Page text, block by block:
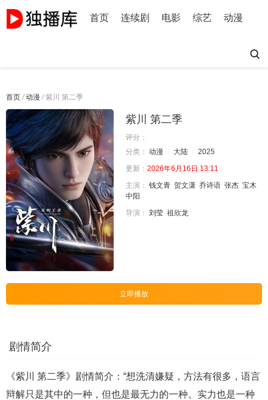
首页 连续剧 电影 综艺 动漫
首页 / 动漫 / 紫川 第二季
紫川 第二季
评分：
分类： 动漫 大陆
2025
更新： 2026年6月16日 13:11
主演： 钱文青 贺文潇 乔诗语 张杰 宝木
中阳
导演： 刘莹 祖欣龙
立即播放
剧情简介
《紫川 第二季》剧情简介：“想洗清嫌疑，方法有很多，语言
辩解只是其中的一种，但也是最无力的一种。实力也是一种